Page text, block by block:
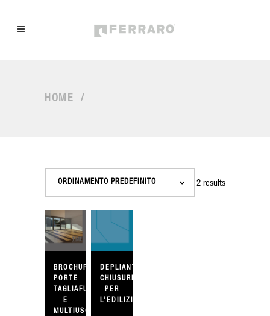
HOME /
Showing all 2 results
ORDINAMENTO PREDEFINITO
BROCHURE
PORTE
TAGLIAFUOCO
E
MULTIUSO
DEPLIANT
CHIUSURE
PER
L’EDILIZIA